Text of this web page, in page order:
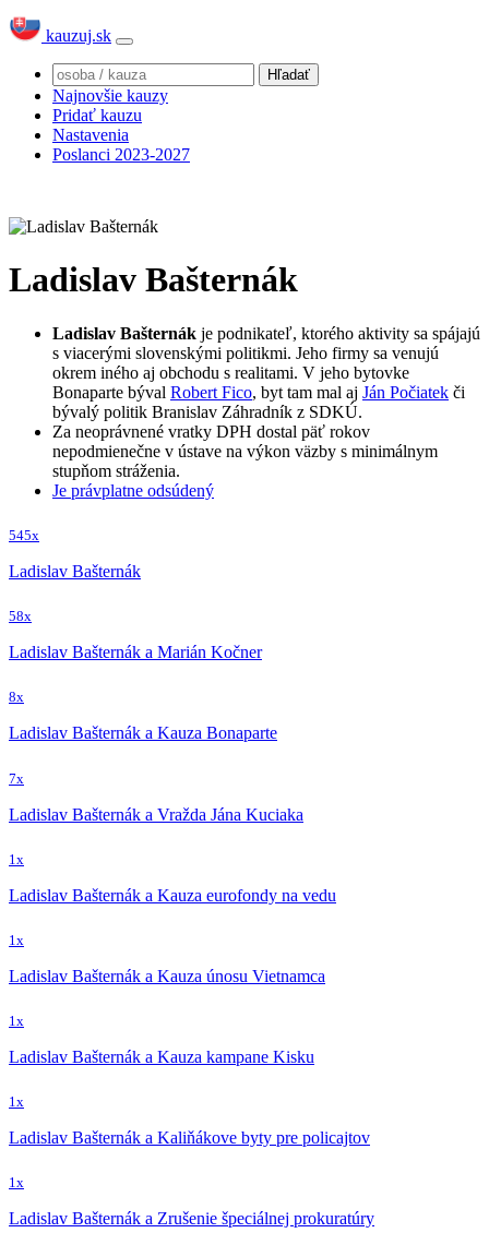
kauzuj.sk
Najnovšie kauzy
Pridať kauzu
Nastavenia
Poslanci 2023-2027
Ladislav Bašternák
Ladislav Bašternák je podnikateľ, ktorého aktivity sa spájajú
s viacerými slovenskými politikmi. Jeho firmy sa venujú
okrem iného aj obchodu s realitami. V jeho bytovke
Bonaparte býval Robert Fico, byt tam mal aj Ján Počiatek či
bývalý politik Branislav Záhradník z SDKÚ.
Za neoprávnené vratky DPH dostal päť rokov
nepodmienečne v ústave na výkon väzby s minimálnym
stupňom stráženia.
Je právplatne odsúdený
545x
Ladislav Bašternák
58x
Ladislav Bašternák a Marián Kočner
8x
Ladislav Bašternák a Kauza Bonaparte
7x
Ladislav Bašternák a Vražda Jána Kuciaka
1x
Ladislav Bašternák a Kauza eurofondy na vedu
1x
Ladislav Bašternák a Kauza únosu Vietnamca
1x
Ladislav Bašternák a Kauza kampane Kisku
1x
Ladislav Bašternák a Kaliňákove byty pre policajtov
1x
Ladislav Bašternák a Zrušenie špeciálnej prokuratúry